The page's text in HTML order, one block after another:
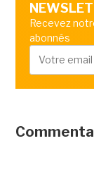
Recevez
abonnés